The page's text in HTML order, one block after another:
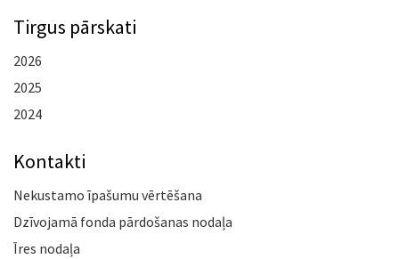
Tirgus pārskati
2026
2025
2024
Kontakti
Nekustamo īpašumu vērtēšana
Dzīvojamā fonda pārdošanas nodaļa
Īres nodaļa